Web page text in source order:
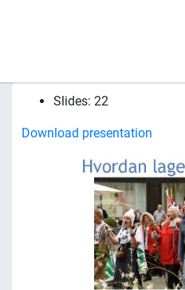
Slides: 22
Download presentation